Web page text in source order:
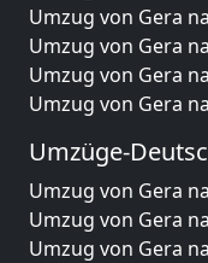
Umzug von Gera
Umzug von Gera
Umzug von Gera
Umzug von Gera
Umzüge-
Umzug von Gera
Umzug von Gera
Umzug von Gera